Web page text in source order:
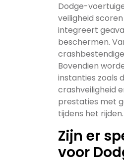
Dodge-
veiligheid
integreert
beschermen.
Bovendien
instanties zoals
crashveiligheid
prestaties met
tijdens het rijden.
Zijn er
voor